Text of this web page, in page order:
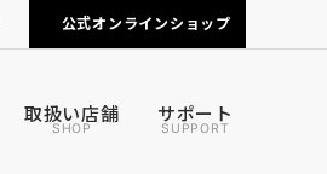
について
公式オンラインショップ
取扱い店舗
SHOP
サポート
SUPPORT